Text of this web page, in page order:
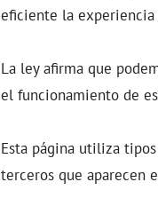
eficiente la experiencia
La ley afirma que
el funcionamiento de
Esta página utiliza
terceros que aparecen